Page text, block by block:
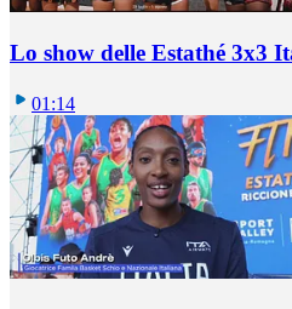
Lo show delle Estathé 3x3
01:14